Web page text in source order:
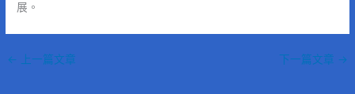
展。
← 上一篇文章 下一篇文章 →